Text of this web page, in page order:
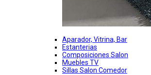
Aparador, Vitrina, Bar
Estanterias
Composiciones Salon
Muebles TV
Sillas Salon Comedor